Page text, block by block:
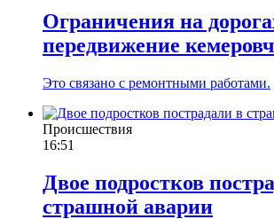
Ограничения на
передвижение
Это связано с ремонтными работами.
Происшествия
16:51
Двое подростков
страшной аварии